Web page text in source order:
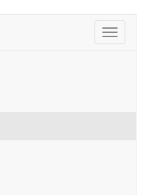
ein-/